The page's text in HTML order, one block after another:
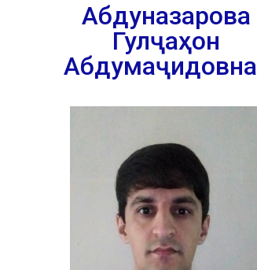
Абдуназарова
Гулҷаҳон
Абдумаҷидовна